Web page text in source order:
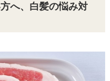
へ、白髪の悩み対